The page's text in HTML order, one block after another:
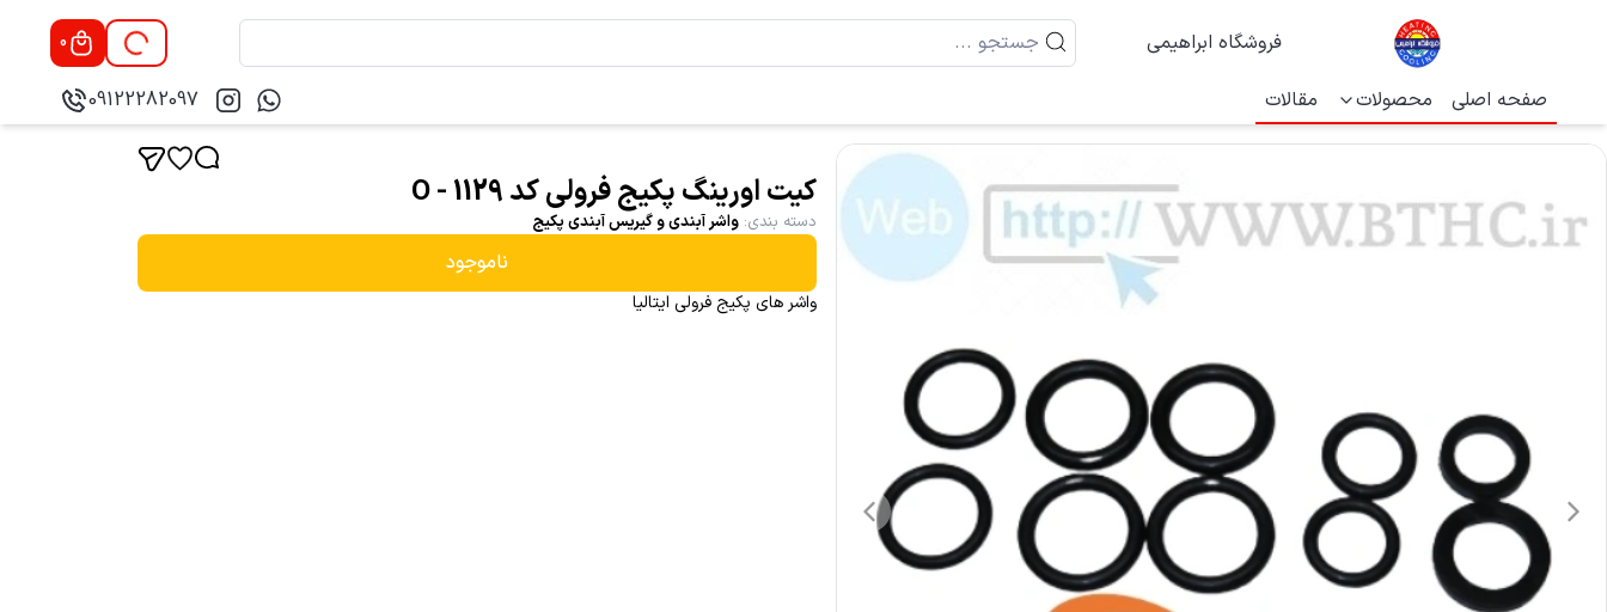
فروشگاه ابراهیمی 0
صفحه اصلی محصولات مقالات 09122282097
کیت اورینگ پکیج فرولی کد 1129 - O
دسته بندی: واشر آبندی و گیریس آبندی پکیج
ناموجود
واشر های پکیج فرولی ایتالیا